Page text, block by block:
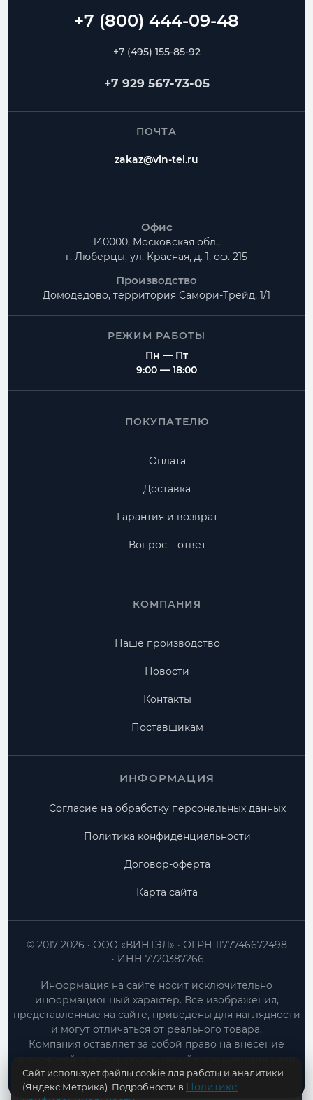
+7 (495) 155-85-92
+7 929 567-73-05
ПОЧТА
zakaz@vin-tel.ru
Офис
140000, Московская обл.,
г. Люберцы, ул. Красная, д. 1, оф. 215
Производство
Домодедово, территория Самори-Трейд, 1/1
РЕЖИМ РАБОТЫ
Пн — Пт
9:00 — 18:00
ПОКУПАТЕЛЮ
Оплата
Доставка
Гарантия и возврат
Вопрос – ответ
КОМПАНИЯ
Наше производство
Новости
Контакты
Поставщикам
ИНФОРМАЦИЯ
Согласие на обработку персональных данных
Политика конфиденциальности
Договор-оферта
Карта сайта
ООО «ВИНТЭЛ»
ОГРН 1177746672498
ИНН 7720387266
© 2017-2026
Информация на сайте носит исключительно
информационный характер. Все изображения,
представленные на сайте, приведены для наглядности
и могут отличаться от реального товара.
Компания оставляет за собой право на внесение
изменений в конструкцию, дизайн и характеристики
товара без предварительного уведомления.
Сайт использует файлы cookie для работы и аналитики
(Яндекс.Метрика). Подробности в Политике